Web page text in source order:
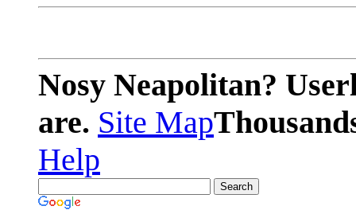
Nosy Neapolitan?
are. Site Map
Help